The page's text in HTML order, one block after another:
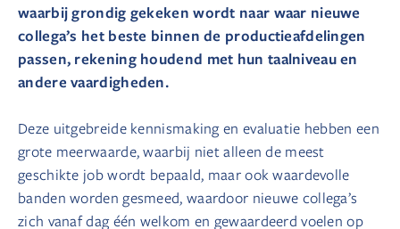
waarbij grondig gekeken wordt naar waar nieuwe
collega’s het beste binnen de productieafdelingen
passen, rekening houdend met hun taalniveau en
andere vaardigheden.
Deze uitgebreide kennismaking en evaluatie hebben een
grote meerwaarde, waarbij niet alleen de meest
geschikte job wordt bepaald, maar ook waardevolle
banden worden gesmeed, waardoor nieuwe collega’s
zich vanaf dag één welkom en gewaardeerd voelen op